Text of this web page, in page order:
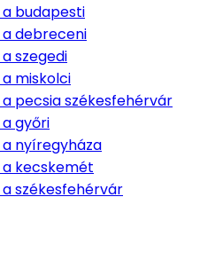
a budapesti
a debreceni
a szegedi
a miskolci
a pecsia székesfehérvár
a győri
a nyíregyháza
a kecskemét
a székesfehérvár